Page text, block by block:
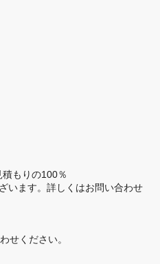
もりの100％
います。詳しくはお問い合わせ
せください。